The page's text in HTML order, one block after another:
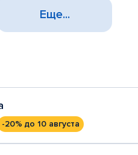
Еще...
-20% до 10 августа